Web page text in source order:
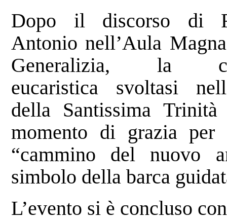
Dopo il discorso di
Antonio nell’Aula
Generalizia, la
eucaristica svoltasi
della Santissima
momento di grazia
“cammino del nuovo
simbolo della barca
L’evento si è concluso